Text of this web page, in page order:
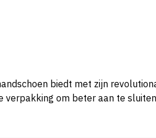
biedt met zijn
verpakking om beter aan te